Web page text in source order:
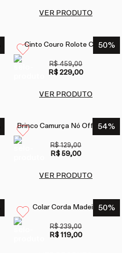
VER PRODUTO
50%
Cinto Couro Rolote Caqui
R$ 459,00
R$ 229,00
VER PRODUTO
54%
Brinco Camurça Nó Off White
R$ 129,00
R$ 59,00
VER PRODUTO
50%
Colar Corda Madeira
R$ 239,00
R$ 119,00